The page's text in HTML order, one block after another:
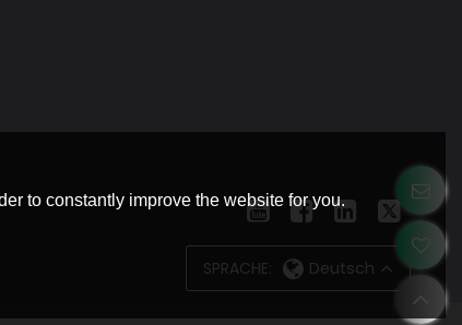
SPRACHE: Deutsch
to constantly improve the website for you.